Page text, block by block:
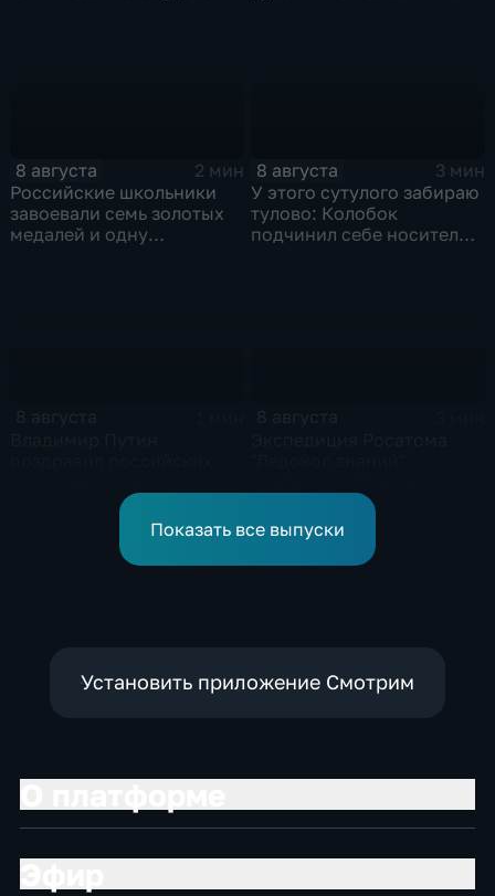
8 августа
2 мин
Российские школьники
завоевали семь золотых
медалей и одну
8 августа
3 мин
У этого сутулого забираю
тулово: Колобок
подчинил себе носителя в
физкультурников с
профессиональнымПоказать все выпуски
Установить приложение Смотрим